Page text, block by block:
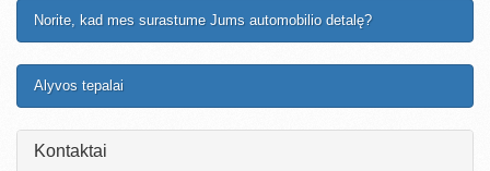
Norite, kad mes surastume Jums automobilio detalę?
Alyvos tepalai
Kontaktai